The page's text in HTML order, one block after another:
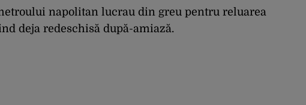
napolitan lucrau din greu pentru reluarea
deja redeschisă după-amiază.